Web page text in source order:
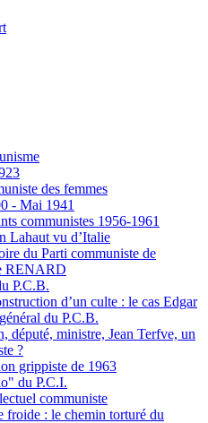
des femmes
- Mai 1941
communistes 1956-1961
Lahaut vu d’Italie
du Parti communiste de
RENARD
P.C.B.
d’un culte : le cas Edgar
du P.C.B.
député, ministre, Jean Terfve, un
?
grippiste de 1963
du P.C.I.
communiste
froide : le chemin torturé du